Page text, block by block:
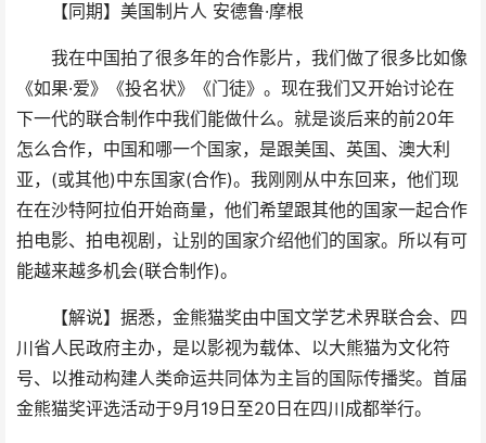
【同期】美国制片人 安德鲁·摩根
我在中国拍了很多年的合作影片，我们做了很多比如像
《如果·爱》《投名状》《门徒》。现在我们又开始讨论在
下一代的联合制作中我们能做什么。就是谈后来的前20年
怎么合作，中国和哪一个国家，是跟美国、英国、澳大利
亚，(或其他)中东国家(合作)。我刚刚从中东回来，他们现
在在沙特阿拉伯开始商量，他们希望跟其他的国家一起合作
拍电影、拍电视剧，让别的国家介绍他们的国家。所以有可
能越来越多机会(联合制作)。
【解说】据悉，金熊猫奖由中国文学艺术界联合会、四
川省人民政府主办，是以影视为载体、以大熊猫为文化符
号、以推动构建人类命运共同体为主旨的国际传播奖。首届
金熊猫奖评选活动于9月19日至20日在四川成都举行。